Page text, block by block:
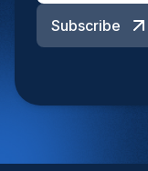
Subscribe